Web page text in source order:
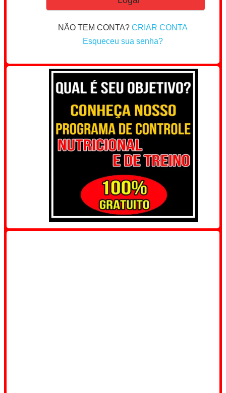
NÃO TEM CONTA?CRIAR CONTA
Esqueceu sua senha?